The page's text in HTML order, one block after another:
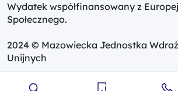
Wydatek współfinansowany z
Społecznego.
2024 © Mazowiecka Jednostka
Unijnych